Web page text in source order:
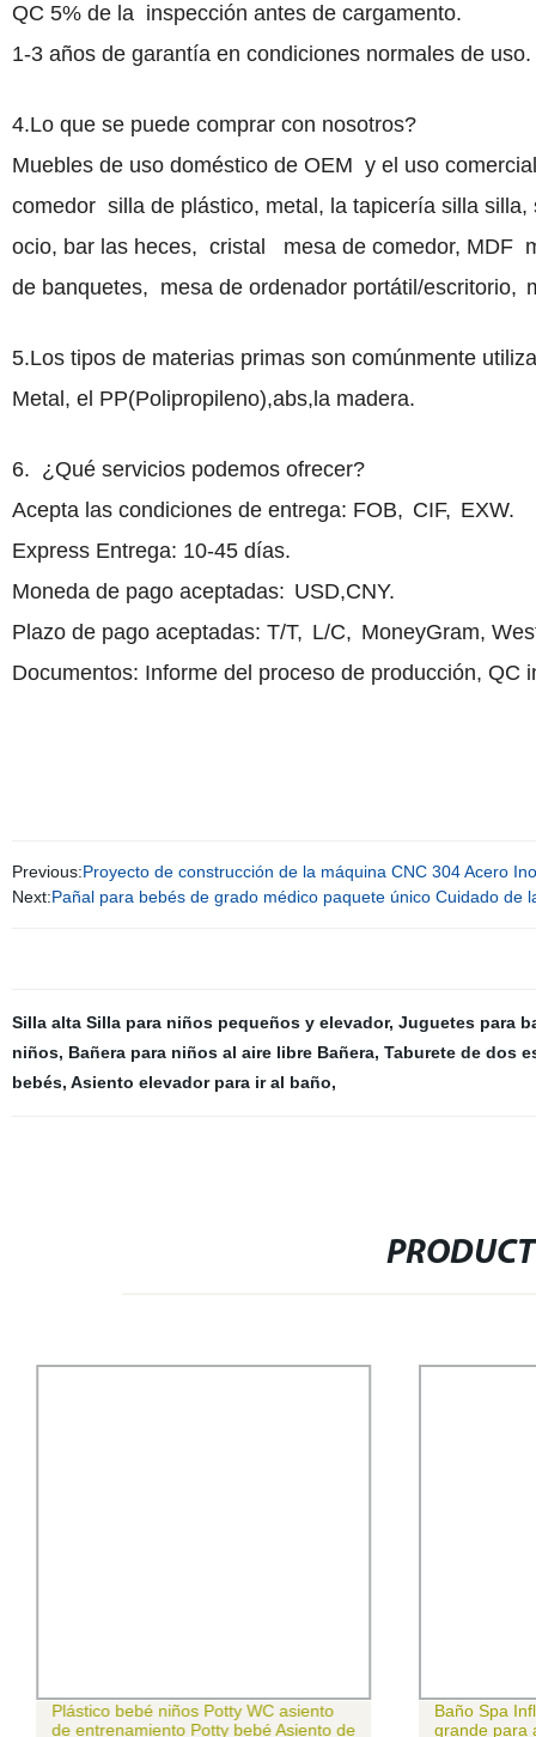
QC 5% de la inspección antes de cargamento.
1-3 años de garantía en condiciones normales de uso.
4.Lo quese puede comprar con nosotros?
Muebles de uso doméstico de OEM y el uso
comedor silla de plástico, metal, la tapicería silla
ocio, bar las heces, cristal mesa de comedor, MDF
de banquetes, mesa de ordenador portátil/escritorio,
5.Los tipos de materias primas son comúnmente
Metal, el PP(Polipropileno),abs,la madera.
6. ¿Quéservicios podemos ofrecer?
Acepta las condiciones de entrega: FOB, CIF, EXW.
Express Entrega: 10-45 días.
Moneda de pago aceptadas: USD,CNY.
Plazo de pago aceptadas: T/T, L/C, MoneyGram,
Documentos: Informe del proceso de producción,
Previous:Proyecto de construcción de la máquina CNC 304 Acero
Next:Pañal para bebés de grado médico paquete único Cuidado de
Silla alta Silla para niños pequeños y elevador, Juguetes para
niños, Bañera para niños al aire libre Bañera, Taburete de dos
bebés, Asiento elevador para ir al baño,
Plástico bebé niños Potty WC asiento
de entrenamiento Potty bebé Asiento de
Baño Spa
grande para